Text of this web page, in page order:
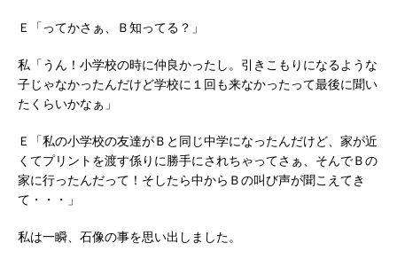
Ｅ「ってかさぁ、Ｂ知ってる？」
私「うん！小学校の時に仲良かったし。引きこもりになるような
子じゃなかったんだけど学校に１回も来なかったって最後に聞い
たくらいかなぁ」
Ｅ「私の小学校の友達がＢと同じ中学になったんだけど、家が近
くてプリントを渡す係りに勝手にされちゃってさぁ、そんでＢの
家に行ったんだって！そしたら中からＢの叫び声が聞こえてき
て・・・」
私は一瞬、石像の事を思い出しました。